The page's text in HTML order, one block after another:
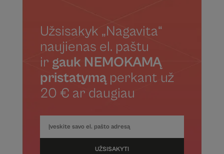
Užsisakyk „Nagavita“
naujienas el. paštu
ir gauk NEMOKAMĄ
pristatymąperkant už
20 € ar daugiau
UŽSISAKYTI